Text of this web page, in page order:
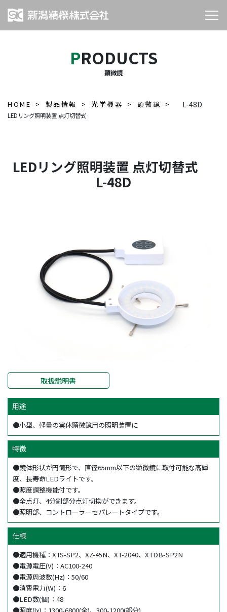
PRODUCTS
顕微鏡
HOME 製品情報 光学機器 顕微鏡
LEDリング照明装置 点灯切替式
L-48D
LEDリング照明装置 点灯切替式
L-48D
取扱説明書
用途
●小型、軽量の実体顕微鏡用の照明装置に
特徴
●鏡体形状が円筒形で、直径65mm以下の顕微鏡に取付可能な高輝
度、長寿命LEDライトです。
●照度調整機能付です。
●全点灯、4分割部分点灯切換ができます。
●照明部、コントローラーセパレートタイプです。
仕様
●適用機種：XTS-SP2、XZ-45N、XT-2040、XTDB-SP2N
●電源電圧(V)：AC100-240
●電源周波数(Hz)：50/60
●消費電力(W)：6
●LED数(個)：48